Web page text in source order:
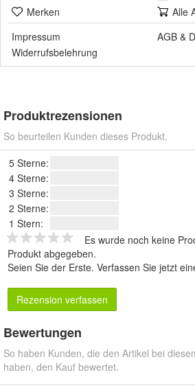
Merken
Alle
Impressum
AGB &
Widerrufsbelehrung
Produktrezensionen
So beurteilen Kunden dieses Produkt.
5 Sterne:
4 Sterne:
3 Sterne:
2 Sterne:
1 Stern:
Es wurde noch keine
Produkt abgegeben.
Seien Sie der Erste. Verfassen Sie jetzt
Rezension verfassen
Bewertungen
So haben Kunden, die den Artikel bei
haben, den Kauf bewertet.